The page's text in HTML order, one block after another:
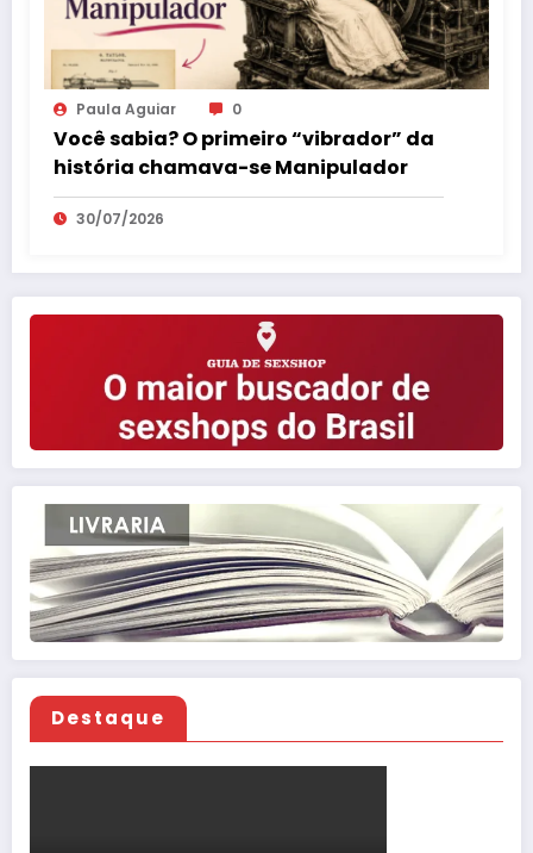
Paula Aguiar 0
Você sabia? O primeiro “vibrador” da
história chamava-se Manipulador
30/07/2026
Destaque